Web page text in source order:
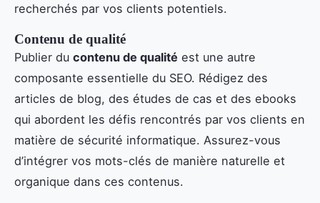
recherchés par vos clients potentiels.
Contenu de qualité
Publier du contenu de qualité est une autre
composante essentielle du SEO. Rédigez des
articles de blog, des études de cas et des ebooks
qui abordent les défis rencontrés par vos clients en
matière de sécurité informatique. Assurez-vous
d’intégrer vos mots-clés de manière naturelle et
organique dans ces contenus.